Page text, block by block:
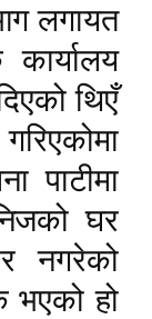
लगायत
थिएँ
पाटीमा
घर
नगरेको
भएको हो